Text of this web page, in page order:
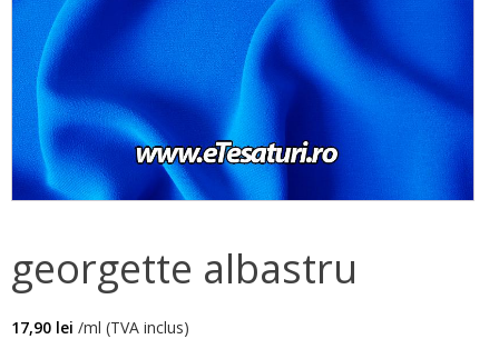
georgette albastru
17,90 lei /ml (TVA inclus)